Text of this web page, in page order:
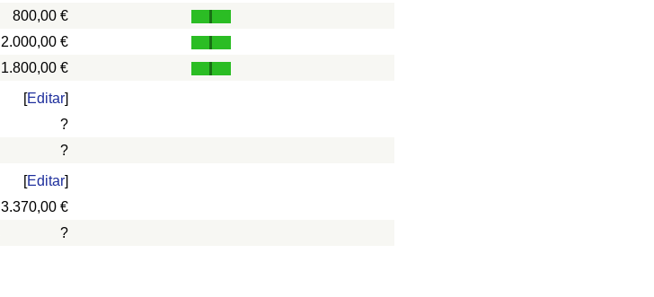
800,00 €
2.000,00 €
1.800,00 €
[Editar]
?
?
[Editar]
3.370,00 €
?